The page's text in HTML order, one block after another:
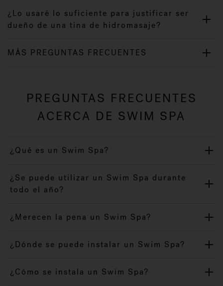
¿Lo usaré lo suficiente para justificar ser
dueño de una tina de hidromasaje?
MÁS PREGUNTAS FRECUENTES
PREGUNTAS FRECUENTES
ACERCA DE SWIM SPA
¿Qué es un Swim Spa?
¿Se puede utilizar un Swim Spa durante
todo el año?
¿Merecen la pena un Swim Spa?
¿Dónde se puede instalar un Swim Spa?
¿Cómo se instala un Swim Spa?